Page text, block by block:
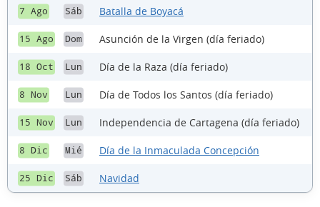
7 Ago Sáb Batalla de Boyacá
15 Ago Dom Asunción de la Virgen (día feriado)
18 Oct Lun Día de la Raza (día feriado)
8 Nov Lun Día de Todos los Santos (día feriado)
15 Nov Lun Independencia de Cartagena (día feriado)
8 Dic Mié Día de la Inmaculada Concepción
25 Dic Sáb Navidad